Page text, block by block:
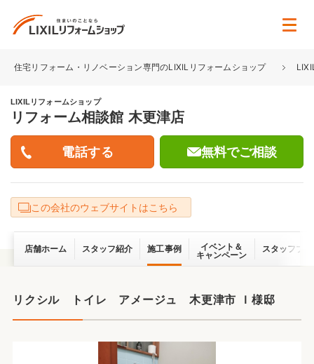
住宅リフォーム・リノベーション専門のLIXILリフォームショップ
LIXILリフォームショップ
リフォーム相談館 木更津店
無料でご相談
この会社のウェブサイトはこちら
店舗ホーム スタッフ紹介 施工事例
イベント＆
キャンペーン
スタッフブ
リクシル トイレ アメージュ 木更津市 Ｉ様邸